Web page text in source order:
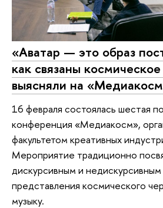
«Аватар — это образ
как связаны
выясняли на
16 февраля состоялась шестая
конференция «Медиакосм»,
факультетом креативных
Мероприятие традиционно
дискурсивным и
представления космического
музыку.